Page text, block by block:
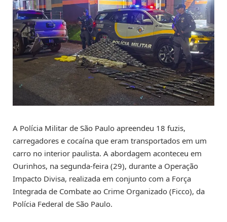
A Polícia Militar de São Paulo apreendeu 18 fuzis,
carregadores e cocaína que eram transportados em um
carro no interior paulista. A abordagem aconteceu em
Ourinhos, na segunda-feira (29), durante a Operação
Impacto Divisa, realizada em conjunto com a Força
Integrada de Combate ao Crime Organizado (Ficco), da
Polícia Federal de São Paulo.